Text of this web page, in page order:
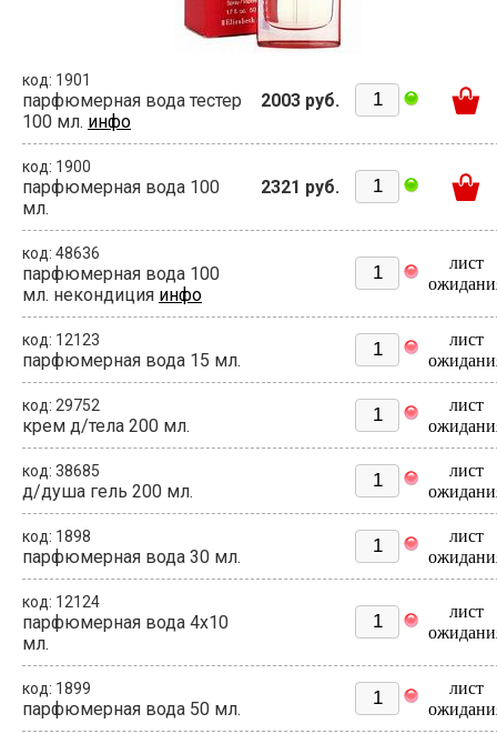
код: 1901
парфюмерная вода тестер
100 мл. инфо
2003 руб.
код: 1900
парфюмерная вода 100
мл.
2321 руб.
код: 48636
парфюмерная вода 100
мл. некондиция инфо
лист
код: 12123
парфюмерная вода 15 мл.
лист
код: 29752
крем д/тела 200 мл.
лист
код: 38685
д/душа гель 200 мл.
лист
код: 1898
парфюмерная вода 30 мл.
лист
код: 12124
парфюмерная вода 4x10
мл.
лист
код: 1899
парфюмерная вода 50 мл.
лист